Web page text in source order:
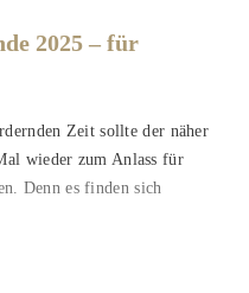
2025 – für
Zeit sollte der näher
wieder zum Anlass für
Denn es finden sich